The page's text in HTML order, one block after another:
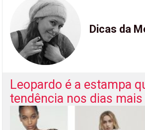
Dicas da
Leopardo é a estampa
tendência nos dias